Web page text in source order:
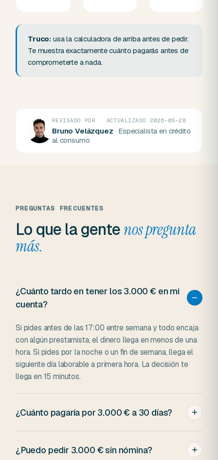
Truco: usa la calculadora de arriba antes de pedir.
Te muestra exactamente cuánto pagarás antes de
comprometerte a nada.
REVISADO POR · ACTUALIZADO 2026-05-28
Bruno Velázquez · Especialista en crédito
al consumo
PREGUNTAS FRECUENTES
Lo que la gentenos pregunta
más.
¿Cuánto tardo en tener los 3.000 € en mi
cuenta?
Si pides antes de las 17:00 entre semana y todo encaja
con algún prestamista, el dinero llega en menos de una
hora. Si pides por la noche o un fin de semana, llega el
siguiente día laborable a primera hora. La decisión te
llega en 15 minutos.
¿Cuánto pagaría por 3.000 € a 30 días?
4.050 €. Si lo coges a más plazo, los intereses se
¿Puedo pedir 3.000 € sin nómina?